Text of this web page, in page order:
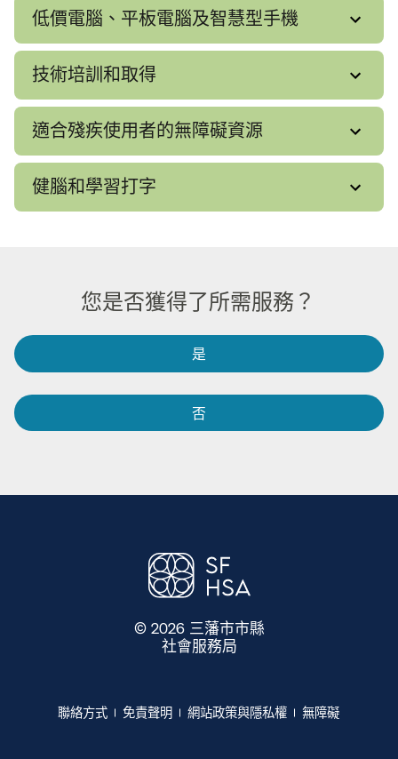
低價電腦、平板電腦及智慧型手機​​
技術培訓和取得​​
適合殘疾使用者的無障礙資源​​
健腦和學習打字​​
您是否獲得了所需服務？​​
是​​
否​​
© 2026 三藩市市縣
社會服務局
聯絡方式​​ 免責聲明​​ 網站政策與隱私權​​ 無障礙​​